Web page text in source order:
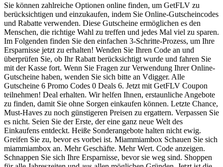
Sie können zahlreiche Optionen online finden, um GetFLV zu
berücksichtigen und einzukaufen, indem Sie Online-Gutscheincodes
und Rabatte verwenden. Diese Gutscheine ermöglichen es den
Menschen, die richtige Wahl zu treffen und jedes Mal viel zu sparen.
Im Folgenden finden Sie den einfachen 3-Schritte-Prozess, um Ihre
Ersparnisse jetzt zu erhalten! Wenden Sie Ihren Code an und
überprüfen Sie, ob Ihr Rabatt berücksichtigt wurde und fahren Sie
mit der Kasse fort. Wenn Sie Fragen zur Verwendung Ihrer Online-
Gutscheine haben, wenden Sie sich bitte an Vdigger. Alle
Gutscheine 6 Promo Codes 0 Deals 6. Jetzt mit GetFLV Coupon
teilnehmen! Deal erhalten. Wir helfen Ihnen, erstaunliche Angebote
zu finden, damit Sie ohne Sorgen einkaufen können. Letzte Chance,
Must-Haves zu noch günstigeren Preisen zu ergattern. Verpassen Sie
es nicht. Seien Sie der Erste, der eine ganz neue Welt des
Einkaufens entdeckt. Heiße Sonderangebote halten nicht ewig.
Greifen Sie zu, bevor es vorbei ist. Miammiambox Schauen Sie sich
miammiambox an. Mehr Geschäfte. Mehr Wert. Code anzeigen.
Schnappen Sie sich Ihre Ersparnisse, bevor sie weg sind. Shoppen